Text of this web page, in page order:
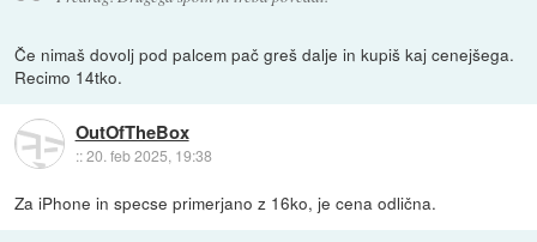
Če nimaš dovolj pod palcem pač greš dalje in kupiš kaj cenejšega.
Recimo 14tko.
OutOfTheBox
::20. feb 2025, 19:38
Za iPhone in specse primerjano z 16ko, je cena odlična.